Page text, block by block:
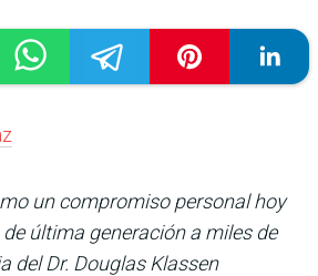
un compromiso personal hoy
última generación a miles de
del Dr. Douglas Klassen